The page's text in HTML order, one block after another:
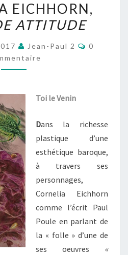
EICHHORN,
ALTITUDE
EICHHORN,
ATTITUDE
Jean-Paul 2
0
Toi le Venin
Dans la richesse
plastique d’une
esthétique baroque,
à travers ses
personnages,
Cornelia Eichhorn
comme l’écrit Paul
Poule en parlant de
la « folle » d’une de
ses oeuvres «